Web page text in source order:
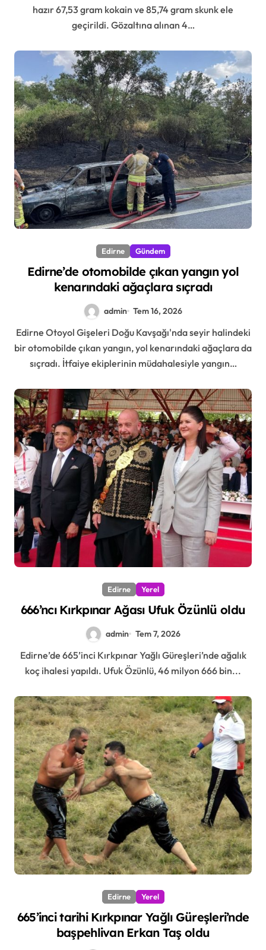
hazır 67,53 gram kokain ve 85,74 gram skunk ele
geçirildi. Gözaltına alınan 4…
Edirne Gündem
Edirne’de otomobilde çıkan yangın yol
kenarındaki ağaçlara sıçradı
admin Tem 16, 2026
Edirne Otoyol Gişeleri Doğu Kavşağı'nda seyir halindeki
bir otomobilde çıkan yangın, yol kenarındaki ağaçlara da
sıçradı. İtfaiye ekiplerinin müdahalesiyle yangın…
Edirne Yerel
666’ncı Kırkpınar Ağası Ufuk Özünlü oldu
admin Tem 7, 2026
Edirne’de 665’inci Kırkpınar Yağlı Güreşleri’nde ağalık
koç ihalesi yapıldı. Ufuk Özünlü, 46 milyon 666 bin...
Edirne Yerel
665’inci tarihi Kırkpınar Yağlı Güreşleri’nde
başpehlivan Erkan Taş oldu